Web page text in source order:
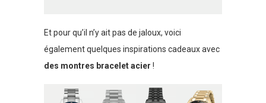
Et pour qu’il n’y ait pas de jaloux, voici
également quelques inspirations cadeaux avec
des montres bracelet acier !